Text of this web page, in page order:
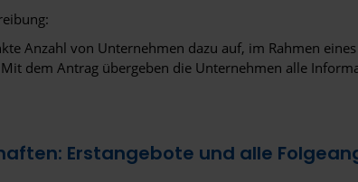
Anzahl von Unternehmen dazu auf, im Rahmen eines
dem Antrag übergeben die Unternehmen alle
Erstangebote und alle